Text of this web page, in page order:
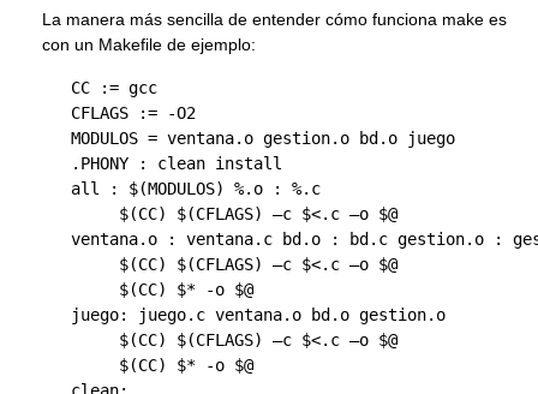
La manera más sencilla de entender cómo funciona make es
con un Makefile de ejemplo:
   CC := gcc
   CFLAGS := -O2
   MODULOS = ventana.o gestion.o bd.o juego
   .PHONY : clean install
   all : $(MODULOS) %.o : %.c
        $(CC) $(CFLAGS) –c $<.c –o $@
ventana.o : ventana.c bd.o : bd.c gestion.o :
        $(CC) $(CFLAGS) –c $<.c –o $@
        $(CC) $* -o $@
   juego: juego.c ventana.o bd.o gestion.o
        $(CC) $(CFLAGS) –c $<.c –o $@
        $(CC) $* -o $@